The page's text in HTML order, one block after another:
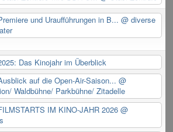
und Uraufführungen in B... @ diverse
Das Kinojahr im Überblick
auf die Open-Air-Saison... @
Waldbühne/ Parkbühne/ Zitadelle
IM KINO-JAHR 2026 @